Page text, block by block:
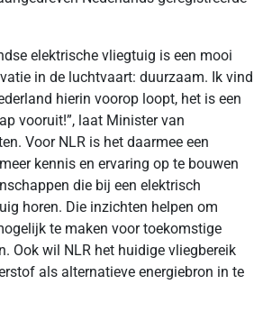
elektrische vliegtuig is een mooi
in de luchtvaart: duurzaam. Ik vind
hierin voorop loopt, het is een
vooruit!”, laat Minister van
Voor NLR is het daarmee een
kennis en ervaring op te bouwen
die bij een elektrisch
horen. Die inzichten helpen om
te maken voor toekomstige
Ook wil NLR het huidige vliegbereik
als alternatieve energiebron in te